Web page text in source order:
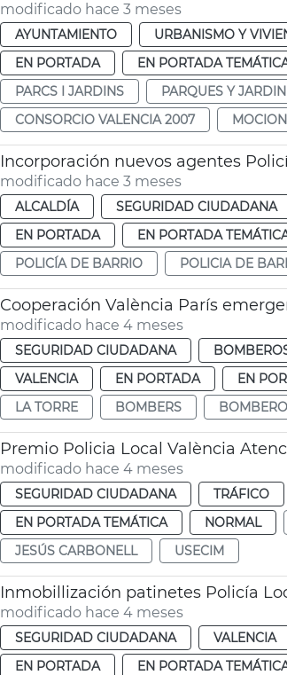
modificado hace 3 meses
AYUNTAMIENTO URBANISMO Y
EN PORTADA
EN PORTADA
PARCS I JARDINS
PARQUES Y
CONSORCIO VALENCIA 2007
Incorporación nuevos agentes
modificado hace 3 meses
ALCALDÍA SEGURIDAD CIUDADANA
EN PORTADA
EN PORTADA
POLICÍA DE BARRIO
POLICIA DE
Cooperación València París
modificado hace 4 meses
SEGURIDAD CIUDADANA
VALENCIA
EN PORTADA EN
LA TORRE
BOMBERS
Premio Policia Local València
modificado hace 4 meses
SEGURIDAD CIUDADANA TRÁFICO
EN PORTADA TEMÁTICA
NORMAL
JESÚS CARBONELL
USECIM
Inmobillización patinetes Policía
modificado hace 4 meses
SEGURIDAD CIUDADANA VALENCIA
EN PORTADA
EN PORTADA